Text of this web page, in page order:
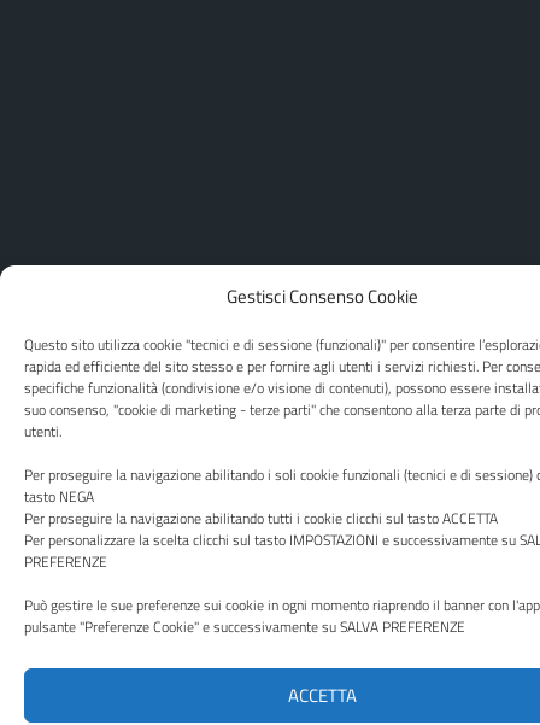
Gestisci Consenso Cookie
Questo sito utilizza cookie "tecnici e di sessione (funzionali)" per consentire
rapida ed efficiente del sito stesso e per fornire agli utenti i servizi richiesti. Per
specifiche funzionalità (condivisione e/o visione di contenuti), possono essere
suo consenso, "cookie di marketing - terze parti" che consentono alla terza parte di
utenti.
Per proseguire la navigazione abilitando i soli cookie funzionali (tecnici e di sessione)
tasto NEGA
Per proseguire la navigazione abilitando tutti i cookie clicchi sul tasto ACCETTA
Per personalizzare la scelta clicchi sul tasto IMPOSTAZIONI e successivamente su
PREFERENZE
Può gestire le sue preferenze sui cookie in ogni momento riaprendo il banner con
pulsante "Preferenze Cookie" e successivamente su SALVA PREFERENZE
ACCETTA